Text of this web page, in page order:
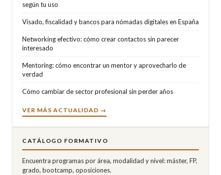
según tu uso
Visado, fiscalidad y bancos para nómadas digitales en España
Networking efectivo: cómo crear contactos sin parecer
interesado
Mentoring: cómo encontrar un mentor y aprovecharlo de
verdad
Cómo cambiar de sector profesional sin perder años
VER MÁS ACTUALIDAD →
CATÁLOGO FORMATIVO
Encuentra programas por área, modalidad y nivel: máster, FP,
grado, bootcamp, oposiciones.